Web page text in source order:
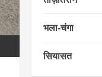
भला-चंगा
सियासत